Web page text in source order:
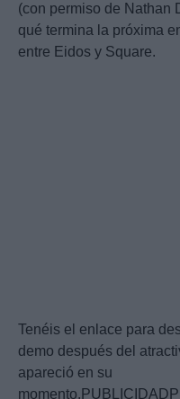
(con permiso de Nathan
qué termina la próxima
entre Eidos y Square.
Tenéis el enlace para
demo después del
apareció en su